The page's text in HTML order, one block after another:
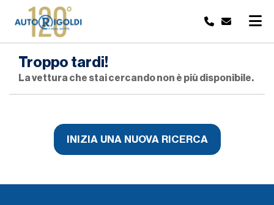
Troppo tardi!
La vettura che stai cercando non è più disponibile.
INIZIA UNA NUOVA RICERCA